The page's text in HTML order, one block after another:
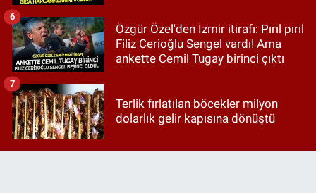
Özgür Özel'den İzmir itirafı: Pırıl pırıl
Filiz Cerioğlu Sengel vardı! Ama
ankette Cemil Tugay birinci çıktı
6
Terlik fırlatılan böcekler milyon
dolarlık gelir kapısına dönüştü
7